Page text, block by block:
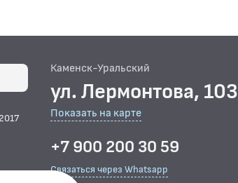
Каменск-Уральский
ул. Лермонтова, 103
Показать на карте
+7 900 200 30 59
Связаться через Whatsapp